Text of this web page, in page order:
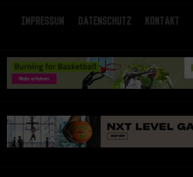
Impressum Datenschutz Kontakt